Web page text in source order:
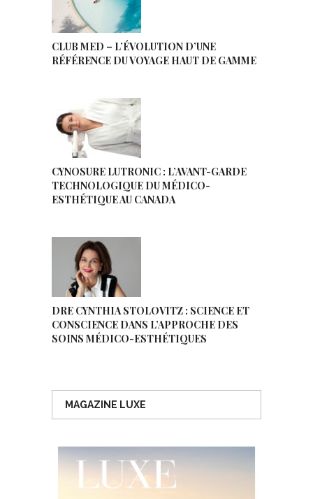
CLUB MED – L’ÉVOLUTION D’UNE
RÉFÉRENCE DU VOYAGE HAUT DE GAMME
CYNOSURE LUTRONIC : L’AVANT-GARDE
TECHNOLOGIQUE DU MÉDICO-
ESTHÉTIQUE AU CANADA
DRE CYNTHIA STOLOVITZ : SCIENCE ET
CONSCIENCE DANS L’APPROCHE DES
SOINS MÉDICO-ESTHÉTIQUES
MAGAZINE LUXE